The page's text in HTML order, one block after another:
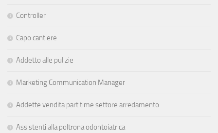
Controller
Capo cantiere
Addetto alle pulizie
Marketing Communication Manager
Addette vendita part time settore arredamento
Assistenti alla poltrona odontoiatrica